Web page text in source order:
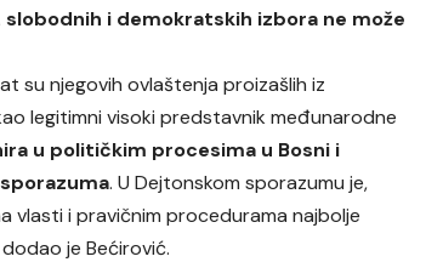
slobodnih i demokratskih izbora ne može
su njegovih ovlaštenja proizašlih iz
legitimni visoki predstavnik međunarodne
u političkim procesima u Bosni i
. U Dejtonskom sporazumu je,
vlasti i pravičnim procedurama najbolje
je Bećirović.